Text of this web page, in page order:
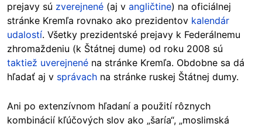
prejavy sú zverejnené (aj v angličtine) na oficiálnej
stránke Kremľa rovnako ako prezidentov kalendár
udalostí. Všetky prezidentské prejavy k Federálnemu
zhromaždeniu (k Štátnej dume) od roku 2008 sú
taktiež uverejnené na stránke Kremľa. Obdobne sa dá
hľadať aj v správach na stránke ruskej Štátnej dumy.
Ani po extenzívnom hľadaní a použití rôznych
kombinácií kľúčových slov ako „šaría“, „moslimská